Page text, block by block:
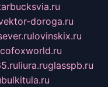
doroga.ru
lovinskix.ru
liura.ruglasspb.ru
bulkitula.ru